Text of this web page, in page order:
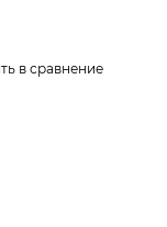
в сравнение